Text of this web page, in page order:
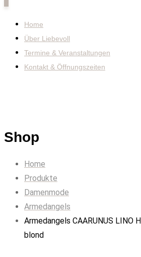
Home
Über Liebevoll
Termine & Veranstaltungen
Kontakt & Öffnungszeiten
Shop
Home
Produkte
Damenmode
Armedangels
Armedangels CAARUNUS LINO
blond